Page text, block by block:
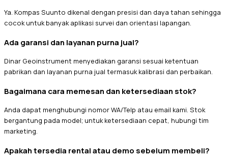
Ya. Kompas Suunto dikenal dengan presisi dan daya tahan sehingga
cocok untuk banyak aplikasi survei dan orientasi lapangan.
Ada garansi dan layanan purna jual?
Dinar Geoinstrument menyediakan garansi sesuai ketentuan
pabrikan dan layanan purna jual termasuk kalibrasi dan perbaikan.
Bagaimana cara memesan dan ketersediaan stok?
Anda dapat menghubungi nomor WA/Telp atau email kami. Stok
bergantung pada model; untuk ketersediaan cepat, hubungi tim
marketing.
Apakah tersedia rental atau demo sebelum membeli?